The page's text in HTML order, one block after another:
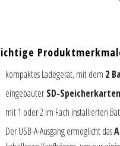
kompaktes Ladegerät, mit dem 2
eingebauterSD-
mit 1 oder 2 im Fach installierten
Der USB-A-Ausgang ermöglicht das